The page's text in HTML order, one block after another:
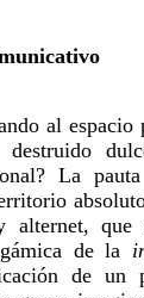
al
La
alternet, que
de la
de un